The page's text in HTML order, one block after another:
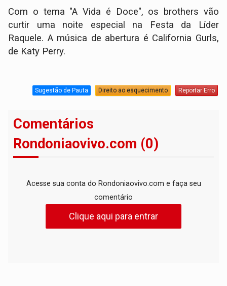
Com o tema "A Vida é Doce", os brothers vão
curtir uma noite especial na Festa da Líder
Raquele. A música de abertura é California Gurls,
de Katy Perry.
Sugestão de Pauta Direito ao esquecimento Reportar Erro
Comentários
Rondoniaovivo.com (0)
Acesse sua conta do Rondoniaovivo.com e faça seu
comentário
Clique aqui para entrar